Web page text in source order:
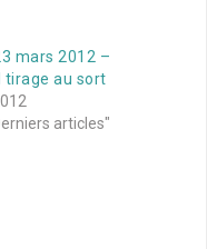
mars 2012 –
tirage au sort
articles"